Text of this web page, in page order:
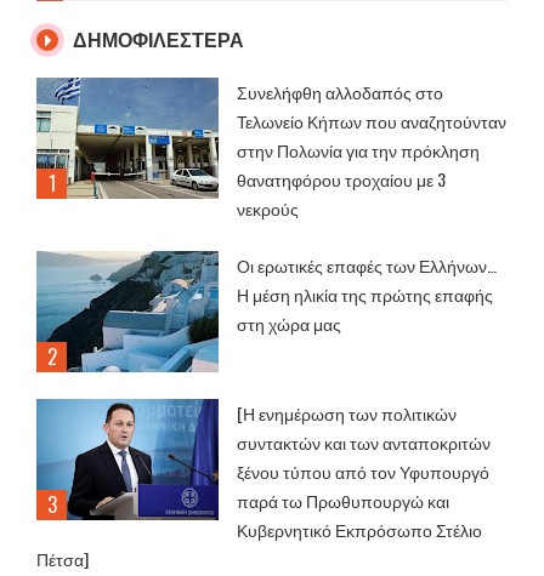
ΔΗΜΟΦΙΛΕΣΤΕΡΑ
Συνελήφθη αλλοδαπός στο
Τελωνείο Κήπων που αναζητούνταν
στην Πολωνία για την πρόκληση
θανατηφόρου τροχαίου με 3
νεκρούς
Οι ερωτικές επαφές των Ελλήνων…
Η μέση ηλικία της πρώτης επαφής
στη χώρα μας
[Η ενημέρωση των πολιτικών
συντακτών και των ανταποκριτών
ξένου τύπου από τον Υφυπουργό
παρά τω Πρωθυπουργώ και
Κυβερνητικό Εκπρόσωπο Στέλιο
Πέτσα]